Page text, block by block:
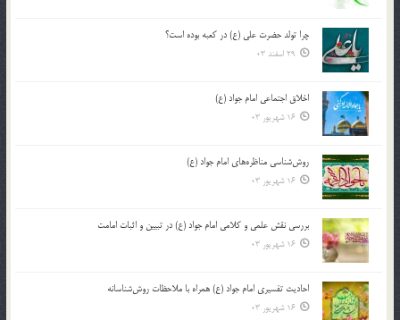
چرا تولد حضرت علی (ع) در کعبه بوده است؟
29 اسفند 03
اخلاق اجتماعی امام جواد (ع)
16 شهریور 03
روش‌شناسی مناظره‌های امام جواد (ع)
16 شهریور 03
بررسی نقش علمی و کلامی امام جواد (ع) در تبیین و اثبات امامت
16 شهریور 03
احادیث تفسیری امام جواد (ع) همراه با ملاحظات روش‌شناسانه
16 شهریور 03